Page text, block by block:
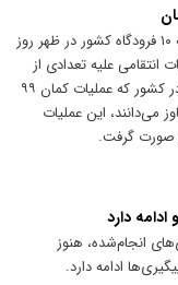
تنها ساعاتی پس از حمله غافلگیرکننده دشمن بعثی به ۱۰ فرودگاه کشور در ظهر روز
عملیات انتقامی علیه تعدادی از
اهداف نظامی دشمن انجام داد. برخلاف تصور غالب در کشور که عملیات کمان ۹۹
می‌دانند، این عملیات
صورت گرفت.
دارد
انجام‌شده، هنوز
ادامه دارد.